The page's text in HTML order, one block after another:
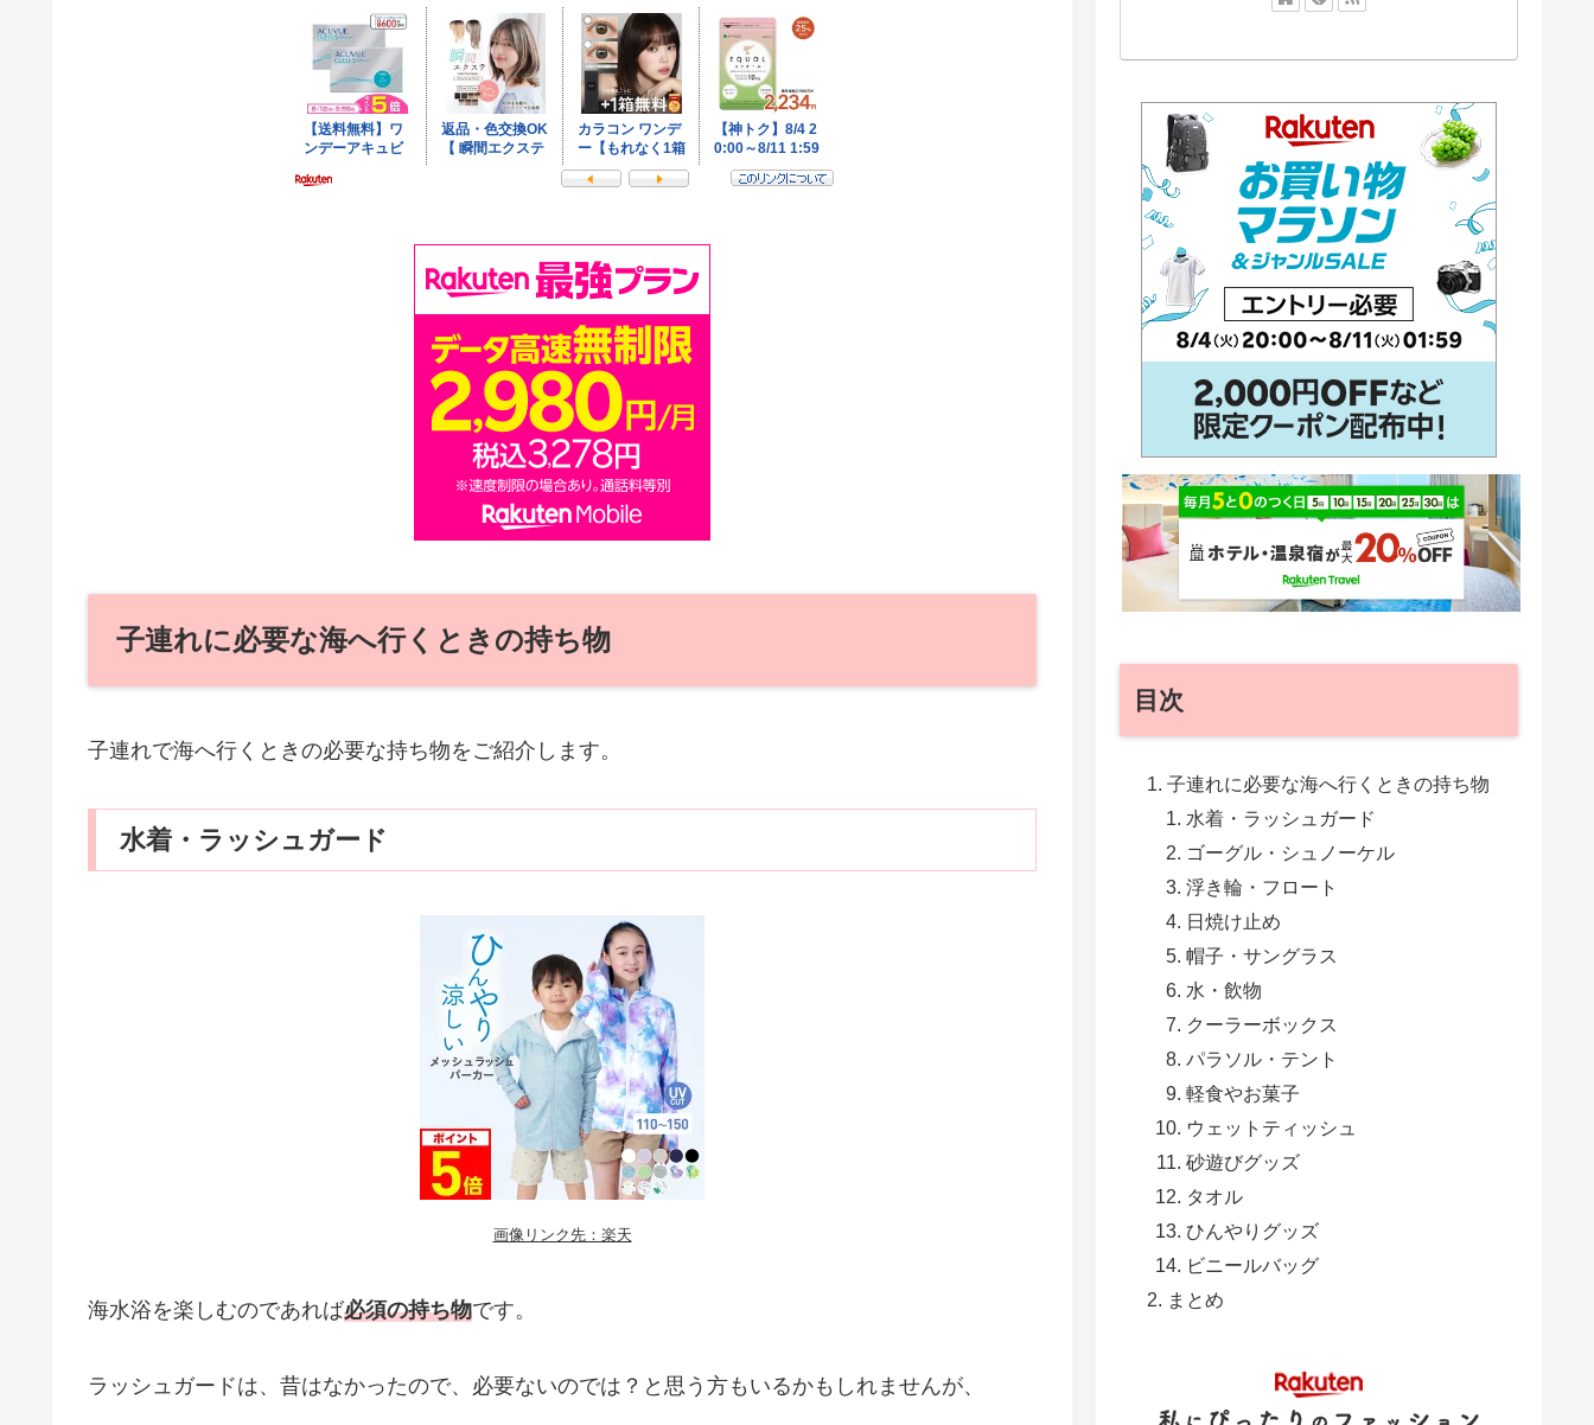
子連れに必要な海へ行くときの持ち物
子連れで海へ行くときの必要な持ち物をご紹介します。
水着・ラッシュガード
画像リンク先：楽天
海水浴を楽しむのであれば必須の持ち物です。
ラッシュガードは、昔はなかったので、必要ないのでは？と思う方もいるかもしれませんが、
目次
子連れに必要な海へ行くときの持ち物
水着・ラッシュガード
ゴーグル・シュノーケル
浮き輪・フロート
日焼け止め
帽子・サングラス
水・飲物
クーラーボックス
パラソル・テント
軽食やお菓子
ウェットティッシュ
砂遊びグッズ
タオル
ひんやりグッズ
ビニールバッグ
まとめ